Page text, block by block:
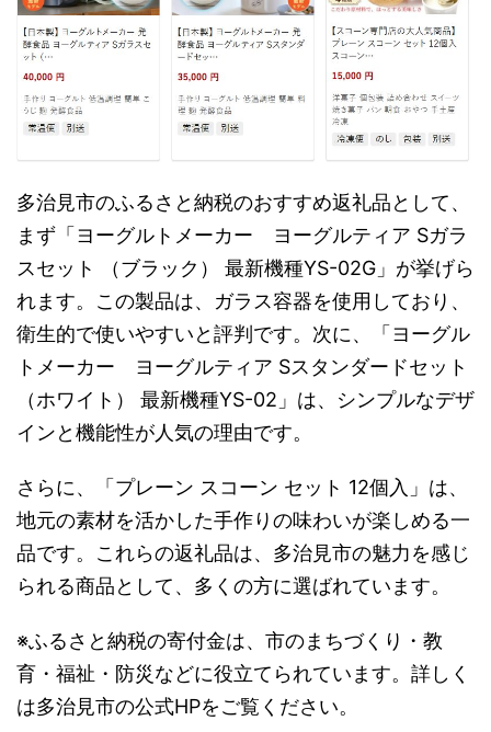
多治見市のふるさと納税のおすすめ返礼品として、
まず「ヨーグルトメーカー ヨーグルティア Sガラ
スセット （ブラック） 最新機種YS-02G」が挙げら
れます。この製品は、ガラス容器を使用しており、
衛生的で使いやすいと評判です。次に、「ヨーグル
トメーカー ヨーグルティア Sスタンダードセット
（ホワイト） 最新機種YS-02」は、シンプルなデザ
インと機能性が人気の理由です。
さらに、「プレーン スコーン セット 12個入」は、
地元の素材を活かした手作りの味わいが楽しめる一
品です。これらの返礼品は、多治見市の魅力を感じ
られる商品として、多くの方に選ばれています。
※ふるさと納税の寄付金は、市のまちづくり・教
育・福祉・防災などに役立てられています。詳しく
は多治見市の公式HPをご覧ください。